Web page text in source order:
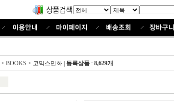
> BOOKS > 코믹스만화 등록상품 : 8,629개